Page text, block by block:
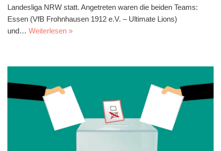
Landesliga NRW statt. Angetreten waren die beiden Teams:
Essen (VfB Frohnhausen 1912 e.V. – Ultimate Lions)
und… Weiterlesen »